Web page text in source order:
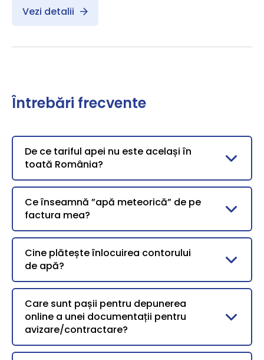
Vezi detalii
Întrebări frecvente
De ce tariful apei nu este același în
toată România?
Ce înseamnă ”apă meteorică” de pe
factura mea?
Cine plătește înlocuirea contorului
de apă?
Care sunt pașii pentru depunerea
online a unei documentații pentru
avizare/contractare?